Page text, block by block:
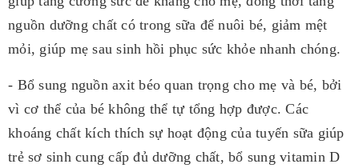
nguồn dưỡng chất có trong sữa để nuôi bé, giảm mệt
mỏi, giúp mẹ sau sinh hồi phục sức khỏe nhanh chóng.
- Bổ sung nguồn axit béo quan trọng cho mẹ và bé, bởi
vì cơ thể của bé không thể tự tổng hợp được. Các
khoáng chất kích thích sự hoạt động của tuyến sữa giúp
trẻ sơ sinh cung cấp đủ dưỡng chất, bổ sung vitamin D